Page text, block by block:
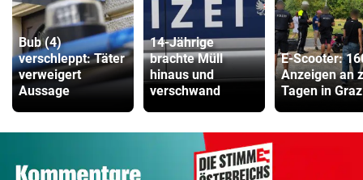
Bub (4)
verschleppt: Täter
verweigert
Aussage
14-Jährige
brachte Müll
hinaus und
verschwand
E-Scooter:
Anzeigen an
Tagen in Graz